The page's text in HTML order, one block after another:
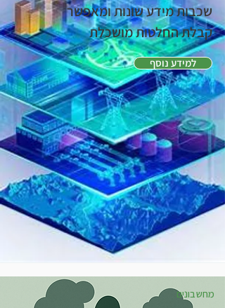
שכבות מידע שונות ומאפשר
קבלת החלטות מושכלת
למידע נוסף
מחשבונים